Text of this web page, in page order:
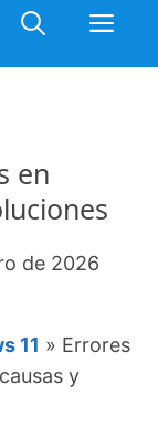
en
de 2026
11 » Errores
y